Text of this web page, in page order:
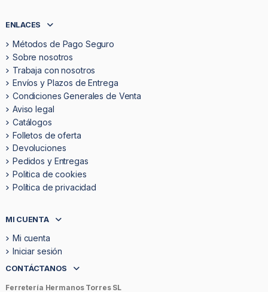
ENLACES
Métodos de Pago Seguro
Sobre nosotros
Trabaja con nosotros
Envíos y Plazos de Entrega
Condiciones Generales de Venta
Aviso legal
Catálogos
Folletos de oferta
Devoluciones
Pedidos y Entregas
Politica de cookies
Política de privacidad
MI CUENTA
Mi cuenta
Iniciar sesión
CONTÁCTANOS
Ferretería Hermanos Torres SL